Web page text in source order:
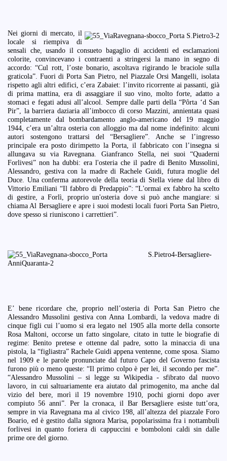
Nei giorni di mercato, il
locale si riempiva di
sensali che, usando il consueto bagaglio di accidenti ed esclamazioni
colorite, convincevano i contraenti a stringersi la mano in segno di
accordo: “Cul rott, l’oste bonario, ascoltava rigirando le braciole sulla
graticola”. Fuori di Porta San Pietro, nel Piazzale Orsi Mangelli, isolata
rispetto agli altri edifici, c’era Zabaiet: l’invito ricorrente ai passanti, già
di prima mattina, era di assaggiare il suo vino, molto forte, adatto a
stomaci e fegati adusi all’alcool. Sempre dalle parti della “Pôrta ‘d San
Pir”, la barriera daziaria all’imbocco di corso Mazzini, annientata quasi
completamente dal bombardamento anglo-americano del 19 maggio
1944, c’era un’altra osteria con alloggio ma dal nome indefinito: alcuni
autori sostengono trattarsi del “Bersagliere”. Anche se l’ingresso
principale era posto dirimpetto la Porta, il fabbricato con l’insegna si
allungava su via Ravegnana. Gianfranco Stella, nei suoi “Quaderni
Forlivesi” non ha dubbi: era l'osteria che il padre di Benito Mussolini,
Alessandro, gestiva con la madre di Rachele Guidi, futura moglie del
Duce. Una conferma autorevole della teoria di Stella viene dal libro di
Vittorio Emiliani “Il fabbro di Predappio”: “L'ormai ex fabbro ha scelto
di gestire, a Forlì, proprio un'osteria dove si può anche mangiare: si
chiama Al Bersagliere e apre i suoi modesti locali fuori Porta San Pietro,
dove spesso si riuniscono i carrettieri”.
E’ bene ricordare che, proprio nell’osteria di Porta San Pietro che
Alessandro Mussolini gestiva con Anna Lombardi, la vedova madre di
cinque figli cui l’uomo si era legato nel 1905 alla morte della consorte
Rosa Maltoni, occorse un fatto singolare, citato in tutte le biografie di
regime: Benito pretese e ottenne dal padre, sotto la minaccia di una
pistola, la “figliastra” Rachele Guidi appena ventenne, come sposa. Siamo
nel 1909 e le parole pronunciate dal futuro Capo del Governo fascista
furono più o meno queste: “Il primo colpo è per lei, il secondo per me”.
“Alessandro Mussolini – si legge su Wikipedia - sfibrato dal nuovo
lavoro, in cui saltuariamente era aiutato dal primogenito, ma anche dal
vizio del bere, morì il 19 novembre 1910, pochi giorni dopo aver
compiuto 56 anni”. Per la cronaca, il Bar Bersagliere esiste tutt’ora,
sempre in via Ravegnana ma al civico 198, all’altezza del piazzale Foro
Boario, ed è gestito dalla signora Marisa, popolarissima fra i nottambuli
forlivesi in quanto foriera di cappuccini e bomboloni caldi sin dalle
prime ore del giorno.